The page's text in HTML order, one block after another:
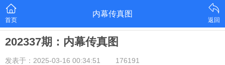
首页
内幕传真图
返回
202337期：内幕传真图
发表于：2025-03-16 00:34:51 176191